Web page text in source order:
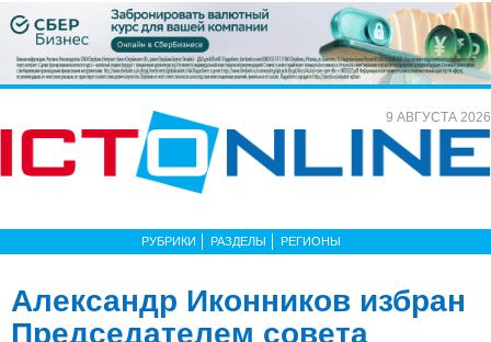
9 АВГУСТА 2026
РУБРИКИ РАЗДЕЛЫ РЕГИОНЫ
Александр Иконников избран
Председателем совета